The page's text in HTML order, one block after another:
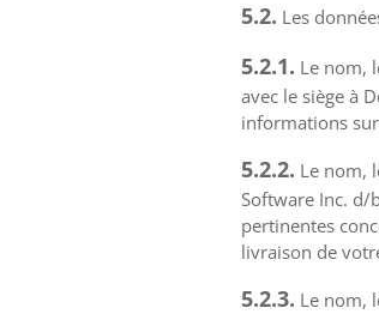
5.2. Les
5.2.1. Le nom,
avec le siège à
informations
5.2.2. Le nom,
Software Inc. d/
pertinentes
livraison de
5.2.3. Le nom,